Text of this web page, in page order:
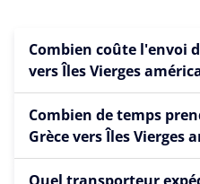
Combien coûte l'envoi
vers Îles Vierges
Combien de temps
Grèce vers Îles Vierges